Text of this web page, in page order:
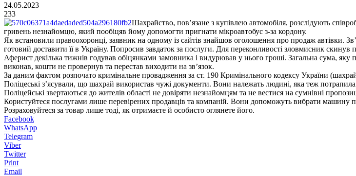
24.05.2023
233
Шахрайство, пов’язане з купівлею автомобіля, розслідують
гривень незнайомцю, який пообіцяв йому допомогти пригнати мікроавтобус з-за кордону.
Як встановили правоохоронці, заявник на одному із сайтів знайшов оголошення про продаж автівки.
готовий доставити її в Україну. Попросив завдаток за послуги. Для переконливості зловмисник
Аферист декілька тижнів годував обіцянками замовника і видурював у нього гроші. Загальна сума,
виконав, кошти не провернув та перестав виходити на зв’язок.
За даним фактом розпочато кримінальне провадження за ст. 190 Кримінального кодексу України
Поліцеські з’ясували, що шахрай використав чужі документи. Вони належать людині, яка теж
Поліцейські звертаються до жителів області не довіряти незнайомцям та не вестися на сумнівні
Користуйтеся послугами лише перевірених продавців та компаній. Вони допоможуть вибрати машину
Розраховуйтеся за товар лише тоді, як отримаєте й особисто оглянете його.
Facebook
WhatsApp
Telegram
Viber
Twitter
Print
Email